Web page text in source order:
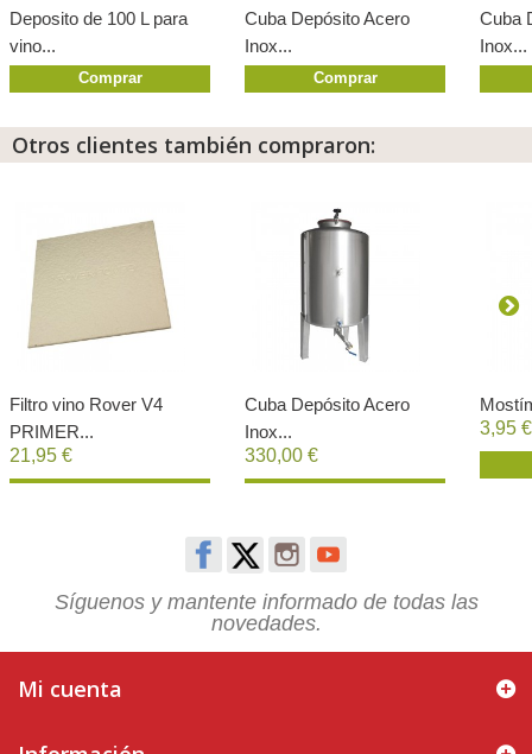
Deposito de 100 L para
vino...
Comprar
Cuba Depósito Acero
Inox...
Comprar
Cuba
Inox...
Otros clientes también compraron:
Filtro vino Rover V4
PRIMER...
21,95 €
Cuba Depósito Acero
Inox...
330,00 €
3,95 €
Síguenos y mantente informado de todas las
novedades.
Mi cuenta